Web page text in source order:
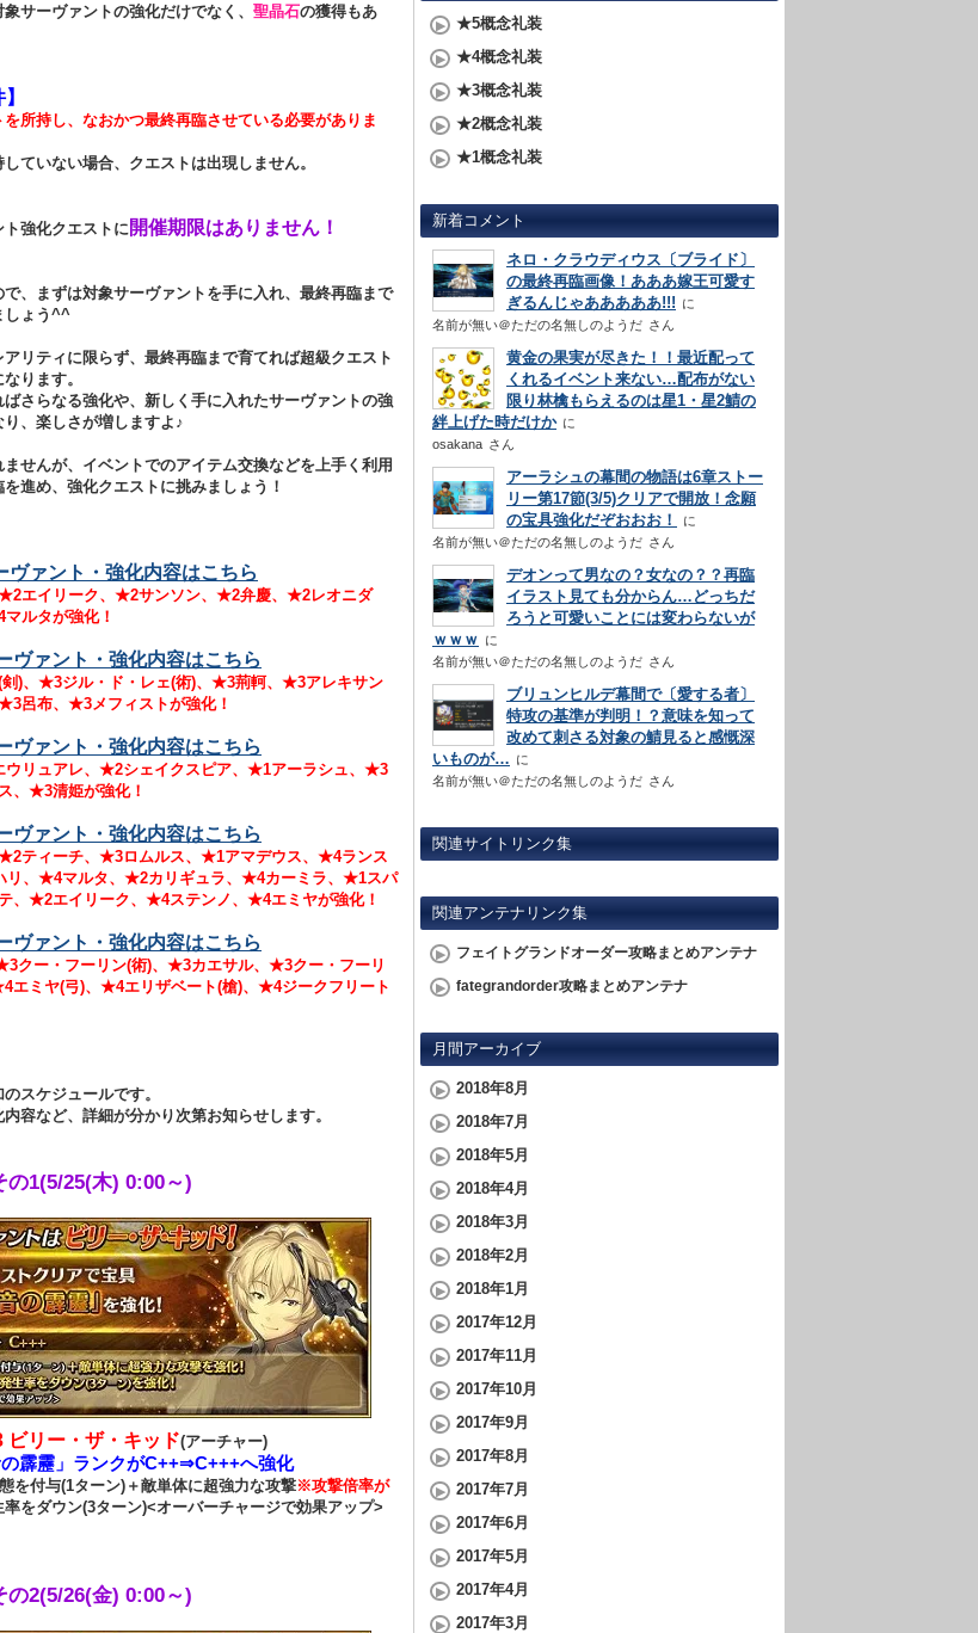
サーヴァントの強化だけでなく、 聖晶石の獲得もあ
所持し、なおかつ最終再臨させている必要がありま
ていない場合、クエストは出現しません。
強化クエストに開催期限はありません！
、まずは対象サーヴァントを手に入れ、最終再臨まで
しょう^^
リティに限らず、最終再臨まで育てれば超級クエスト
ります。
さらなる強化や、新しく手に入れたサーヴァントの強
、楽しさが増しますよ♪
せんが、イベントでのアイテム交換などを上手く利用
進め、強化クエストに挑みましょう！
ヴァント・強化内容はこちら
エイリーク、★2サンソン、★2弁慶、★2レオニダ
ルタが強化！
ヴァント・強化内容はこちら
)、★3ジル・ド・レェ(術)、★3荊軻、★3アレキサン
呂布、★3メフィストが強化！
ヴァント・強化内容はこちら
リュアレ、★2シェイクスピア、★1アーラシュ、★3
、★3清姫が強化！
ヴァント・強化内容はこちら
ティーチ、★3ロムルス、★1アマデウス、★4ランス
リ、★4マルタ、★2カリギュラ、★4カーミラ、★1スパ
、★2エイリーク、★4ステンノ、★4エミヤが強化！
ヴァント・強化内容はこちら
クー・フーリン(術)、★3カエサル、★3クー・フーリ
エミヤ(弓)、★4エリザベート(槍)、★4ジークフリート
スケジュールです。
容など、詳細が分かり次第お知らせします。
1(5/25(木) 0:00～)
リー・ザ・キッド(アーチャー)
霹靂」ランクがC++⇒C+++へ強化
を付与(1ターン)＋敵単体に超強力な攻撃※攻撃倍率が
をダウン(3ターン)<オーバーチャージで効果アップ>
2(5/26(金) 0:00～)
★5概念礼装
★4概念礼装
★3概念礼装
★2概念礼装
★1概念礼装
新着コメント
ネロ・クラウディウス〔ブライド〕
の最終再臨画像！あああ嫁王可愛す
ぎるんじゃあああああ!!!
名前が無い＠ただの名無しのようだ さん
黄金の果実が尽きた！！最近配って
くれるイベント来ない…配布がない
限り林檎もらえるのは星1・星2鯖の
絆上げた時だけか
osakana さん
アーラシュの幕間の物語は6章ストー
リー第17節(3/5)クリアで開放！念願
の宝具強化だぞおおお！
名前が無い＠ただの名無しのようだ さん
デオンって男なの？女なの？？再臨
イラスト見ても分からん…どっちだ
ろうと可愛いことには変わらないが
ｗｗｗ
名前が無い＠ただの名無しのようだ さん
ブリュンヒルデ幕間で〔愛する者〕
特攻の基準が判明！？意味を知って
改めて刺さる対象の鯖見ると感慨深
いものが…
名前が無い＠ただの名無しのようだ さん
関連サイトリンク集
関連アンテナリンク集
フェイトグランドオーダー攻略まとめアンテナ
fategrandorder攻略まとめアンテナ
月間アーカイブ
2018年8月
2018年7月
2018年5月
2018年4月
2018年3月
2018年2月
2018年1月
2017年12月
2017年11月
2017年10月
2017年9月
2017年8月
2017年7月
2017年6月
2017年5月
2017年4月
2017年3月